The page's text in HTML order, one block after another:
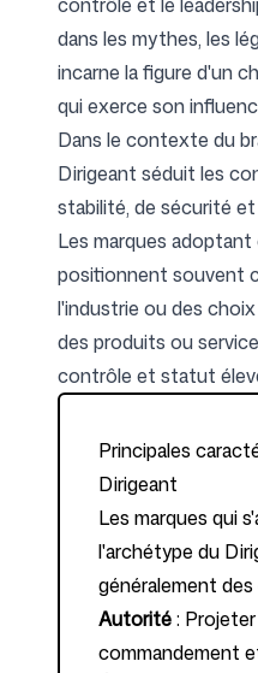
Contact
Connexion S'inscrire
Suivez-nous
dans les mythes, les
incarne la figure d'un
qui exerce son
Dans le contexte du
Dirigeant séduit les
stabilité, de sécurité
Les marques
positionnent souvent
l'industrie ou des
des produits ou
contrôle et statut
Principales
Dirigeant
Les marques qui
l'archétype du
généralement
Autorité:
commandement